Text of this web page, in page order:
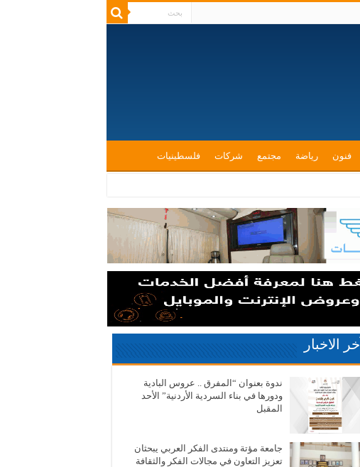
فنون رياضة مجتمع شركات فلسطينيات
آخر الاخبار
ندوة بعنوان “المفرق .. عروس البادية
ودورها في بناء السردية الأردنية” الأحد
المقبل
جامعة مؤتة ومنتدى الفكر العربي يبحثان
تعزيز التعاون في مجالات الفكر والثقافة